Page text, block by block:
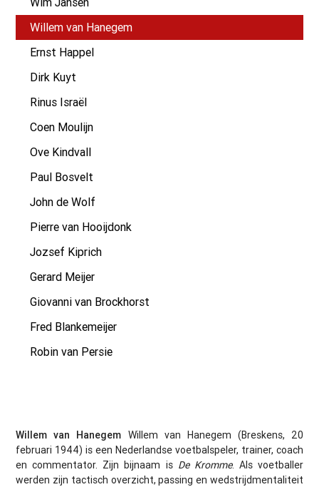
Willem van Hanegem
Ernst Happel
Dirk Kuyt
Rinus Israël
Coen Moulijn
Ove Kindvall
Paul Bosvelt
John de Wolf
Pierre van Hooijdonk
Jozsef Kiprich
Gerard Meijer
Giovanni van Brockhorst
Fred Blankemeijer
Robin van Persie
Willem van Hanegem Willem van Hanegem (Breskens, 20
februari 1944) is een Nederlandse voetbalspeler, trainer, coach
en commentator. Zijn bijnaam is De Kromme. Als voetballer
werden zijn tactisch overzicht, passing en wedstrijdmentaliteit